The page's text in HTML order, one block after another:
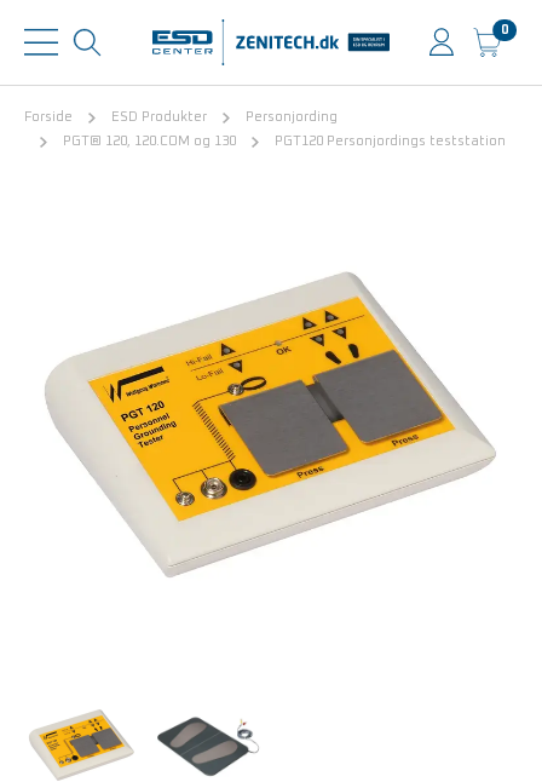
0
Forside ESD Produkter
Personjording
PGT® 120, 120.COM og 130
PGT120 Personjordings teststation